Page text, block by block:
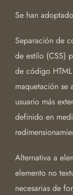
Se han
Separación de
de estilo (CSS)
de código
maquetación se
usuario más
definido en
Alternativa a
elemento no
necesarias de